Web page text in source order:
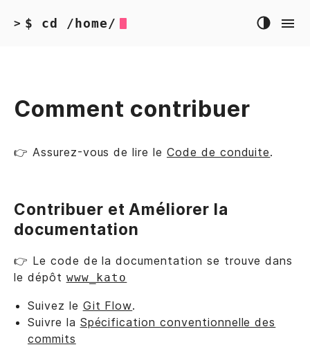
> $ cd /home/
Comment contribuer
👉 Assurez-vous de lire le Code de conduite.
Contribuer et Améliorer la
documentation
👉 Le code de la documentation se trouve dans
le dépôt www_kato
Suivez le Git Flow.
Suivre la Spécification conventionnelle des
commits